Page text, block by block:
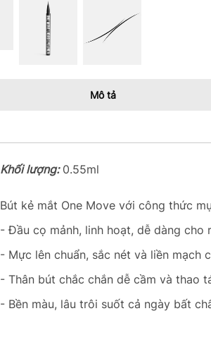
Mô tả
Khối lượng:0.55ml
Bút kẻ mắt One Move với công thức
- Đầu cọ mảnh, linh hoạt, dễ dàng cho
- Mực lên chuẩn, sắc nét và liền mạch
- Thân bút chắc chắn dễ cầm và thao
- Bền màu, lâu trôi suốt cả ngày bất